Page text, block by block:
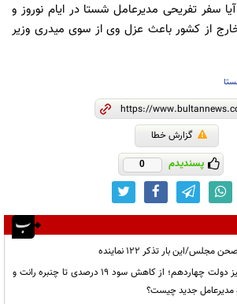
سفر تفریحی مدیرعامل شستا در ایام نوروز و
از کشور باعث عزل وی از سوی میدری وزیر
گزارش خطا
پسندیدم 0
این بار تذکر 122 نماینده
پرونده سیاه شستا روی میز دولت چهاردهم؛ از کاهش سود ۱۹ درصدی تا چنبره رانت و
مدیرعامل جدید چیست؟